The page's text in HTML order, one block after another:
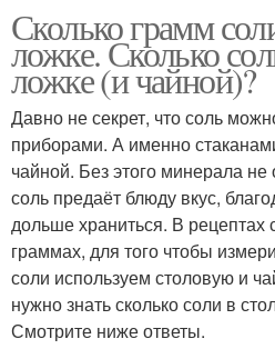
Сколько грамм
ложке. Сколько
ложке (и чайной)?
Давно не секрет, что соль
приборами. А именно
чайной. Без этого минерала
соль предаёт блюду вкус,
дольше храниться. В рецептах
граммах, для того чтобы
соли используем столовую и
нужно знать сколько соли в
Смотрите ниже ответы.